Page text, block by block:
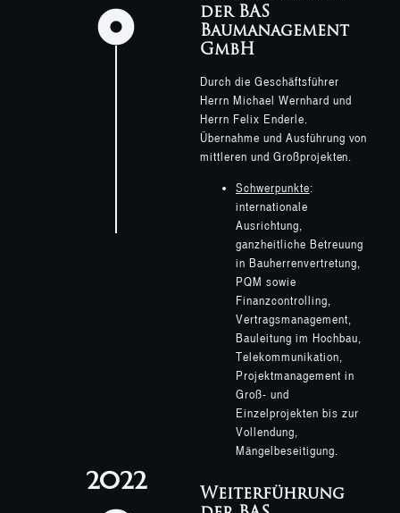
der BAS
Baumanagement
GmbH
Durch die Geschäftsführer
Herrn Michael Wernhard und
Herrn Felix Enderle.
Übernahme und Ausführung von
mittleren und Großprojekten.
Schwerpunkte:
internationale
Ausrichtung,
ganzheitliche Betreuung
in Bauherrenvertretung,
PQM sowie
Finanzcontrolling,
Vertragsmanagement,
Bauleitung im Hochbau,
Telekommunikation,
Projektmanagement in
Groß- und
Einzelprojekten bis zur
Vollendung,
Mängelbeseitigung.
2022
Weiterführung